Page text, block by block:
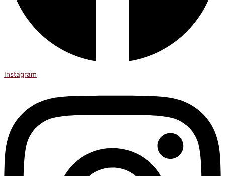
Instagram